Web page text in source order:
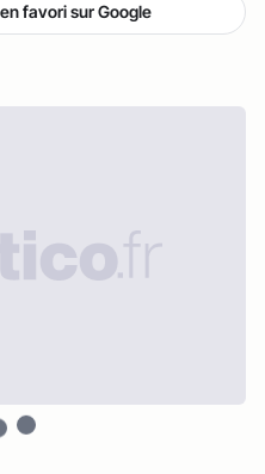
favori sur Google